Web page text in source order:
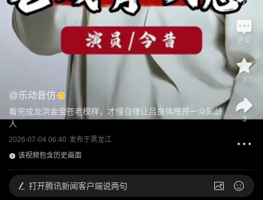
@乐动音仿
看完成龙洪金宝苍老模样，才懂自律让吕良伟甩开一众同龄
人
2026-07-04 06:40 发布于黑龙江
该视频包含历史画面
评论
3
3
打开腾讯新闻客户端说两句